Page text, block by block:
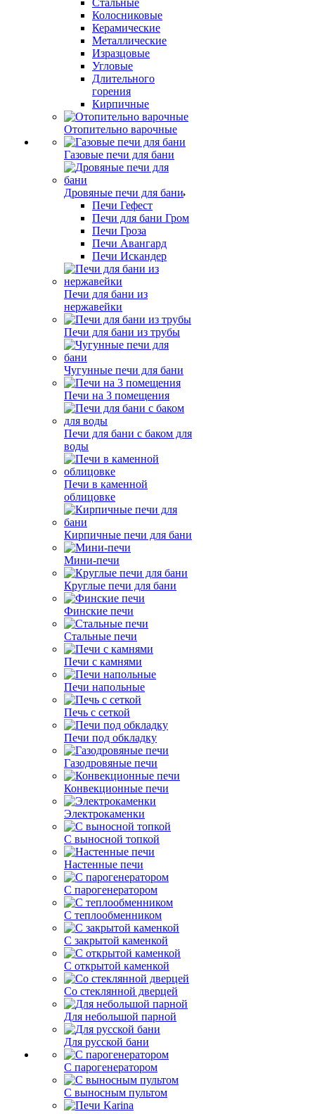
Стальные
Колосниковые
Керамические
Металлические
Изразцовые
Угловые
Длительного
горения
Кирпичные
Отопительно варочные
Газовые печи для бани
Дровяные печи для бани
Печи Гефест
Печи для бани Гром
Печи Гроза
Печи Авангард
Печи Искандер
Печи для бани из
нержавейки
Печи для бани из трубы
Чугунные печи для бани
Печи на 3 помещения
Печи для бани с баком для
воды
Печи в каменной
облицовке
Кирпичные печи для бани
Мини-печи
Круглые печи для бани
Финские печи
Стальные печи
Печи с камнями
Печи напольные
Печь с сеткой
Печи под обкладку
Газодровяные печи
Конвекционные печи
Электрокаменки
С выносной топкой
Настенные печи
С парогенератором
С теплообменником
С закрытой каменкой
С открытой каменкой
Со стеклянной дверцей
Для небольшой парной
Для русской бани
С парогенератором
С выносным пультом